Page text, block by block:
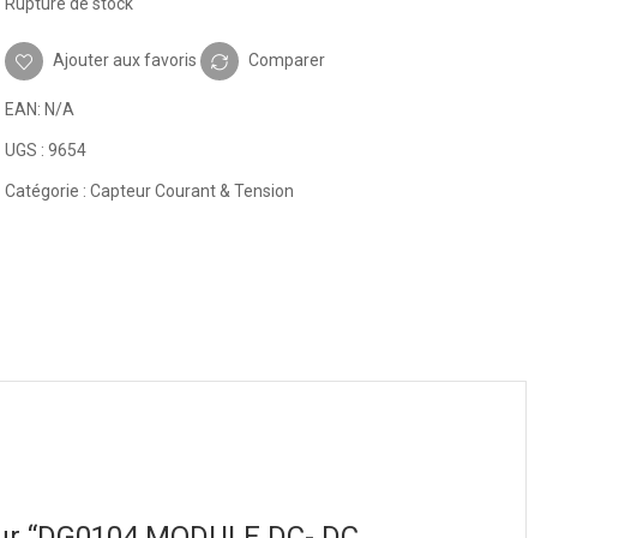
Ajouter aux favoris Comparer
EAN: N/A
UGS : 9654
Catégorie : Capteur Courant & Tension